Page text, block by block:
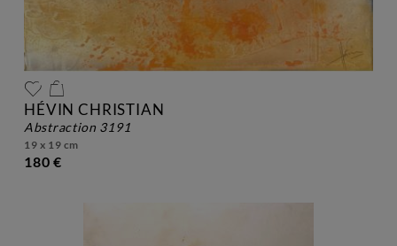
HÉVIN CHRISTIAN
abstraction 3191
19 x 19 cm
180 €